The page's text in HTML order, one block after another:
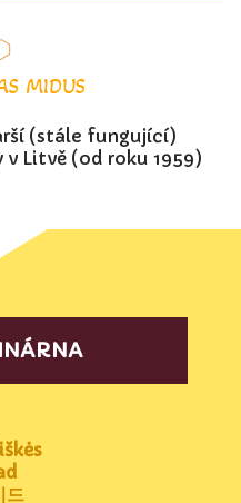
MIDUS
(stále fungující)
Litvě (od roku 1959)
드